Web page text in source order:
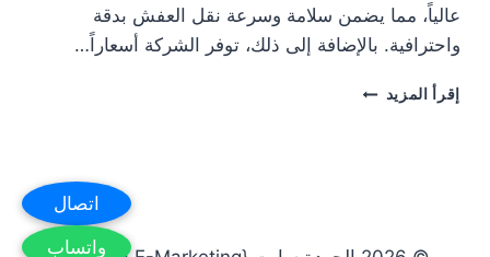
عالياً، مما يضمن سلامة وسرعة نقل العفش بدقة
واحترافية. بالإضافة إلى ذلك، توفر الشركة أسعاراً…
إقرأ المزيد شركة
نقل
اتصال
واتساب